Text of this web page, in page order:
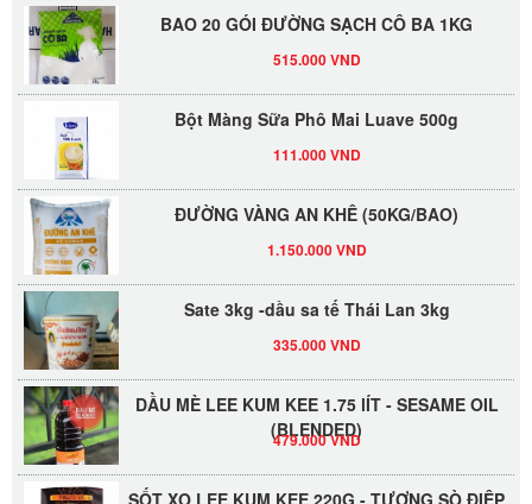
BAO 20 GÓI ĐƯỜNG SẠCH CÔ BA 1KG
Bột Màng Sữa Phô Mai Luave 500g
ĐƯỜNG VÀNG AN KHÊ (50KG/BAO)
Sate 3kg -dầu sa tế Thái Lan 3kg
DẦU MÈ LEE KUM KEE 1.75 lÍT - SESAME OIL
(BLENDED)
479.000 VND
SỐT XO LEE KUM KEE 220G - TƯƠNG SÒ ĐIỆP